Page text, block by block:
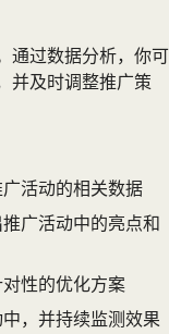
通过数据分析，你可
并及时调整推广策
活动的相关数据
广活动中的亮点和
性的优化方案
，并持续监测效果